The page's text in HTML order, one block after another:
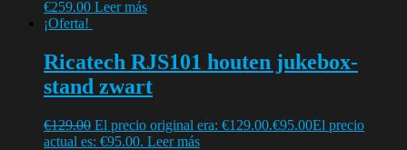
€259.00 Leer más
¡Oferta!
Ricatech RJS101 houten jukebox-
stand zwart
€129.00 El precio original era: €129.00.€95.00El precio
actual es: €95.00. Leer más